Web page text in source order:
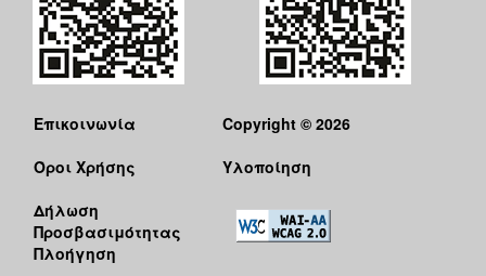
Επικοινωνία
Όροι Χρήσης
Δήλωση
Προσβασιμότητας
Πλοήγηση
Copyright © 2026
Υλοποίηση